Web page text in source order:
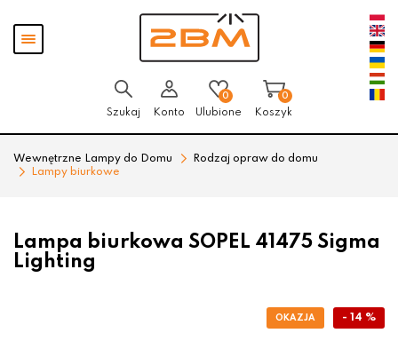
Pokaż
menu
Szukaj Konto
0
Ulubione
0
Koszyk
Wewnętrzne Lampy do Domu
Rodzaj opraw do domu
Lampy biurkowe
Lampa biurkowa SOPEL 41475 Sigma
Lighting
- 14 %